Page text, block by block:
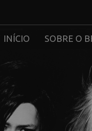
INÍCIO SOBRE O